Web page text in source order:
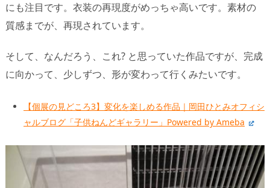
にも注目です。衣装の再現度がめっちゃ高いです。素材の
質感までが、再現されています。
そして、なんだろう、これ? と思っていた作品ですが、完成
に向かって、少しずつ、形が変わって行くみたいです。
【個展の見どころ3】変化を楽しめる作品｜岡田ひとみオフィシ
ャルブログ「子供ねんどギャラリー」Powered by Ameba